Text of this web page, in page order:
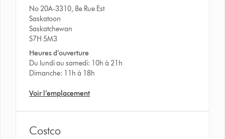
No 20A-3310, 8e Rue Est
Saskatoon
Saskatchewan
S7H 5M3
Heures d’ouverture
Du lundi au samedi: 10h à 21h
Dimanche: 11h à 18h
Voir l’emplacement
Costco